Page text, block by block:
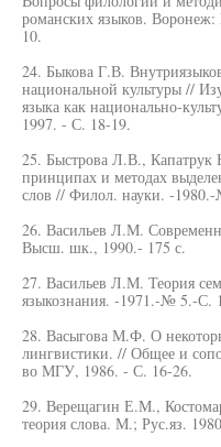
романских языков.
10.
24. Быкова Г.В.
национальной культуры //
языка как национально-
1997. - С. 18-19.
25. Быстрова Л.В.,
принципах и методах
слов // Филол. науки. -
26. Васильев Л.М.
Высш. шк., 1990.- 175 с.
27. Васильев Л.М. Теория
языкознания. -1971.-№ 5.-С.
28. Васыгова М.Ф. О
лингвистики. // Общее и
во МГУ, 1986. - С. 16-26.
29. Верещагин Е.М.,
теория слова. М.; Рус.яз.